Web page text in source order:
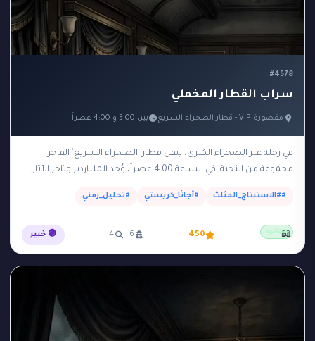
#4578
سراب القطار المخملي
مقصورة VIP - قطار الصحراء السريع بين 3:00 و 4:00 عصراً
في رحلة عبر الصحراء الكبرى، ينقل قطار 'الصحراء السريع' الفاخر
مجموعة من النخبة. في الساعة 4:00 عصراً، وُجد الملياردير وتاجر الآثار
##الاستنتاج_المثلث #أجاثا_كريستي #تحليل_زمني
مجانية 450
6
4 🟣 خبير 📖